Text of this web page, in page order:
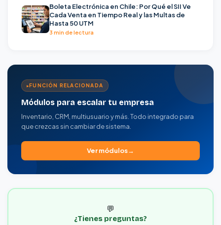
Boleta Electrónica en Chile: Por Qué el SII Ve
Cada Venta en Tiempo Real y las Multas de
Hasta 50 UTM
3 min de lectura
FUNCIÓN RELACIONADA
Módulos para escalar tu empresa
Inventario, CRM, multiusuario y más. Todo integrado para
que crezcas sin cambiar de sistema.
Ver módulos
💬
¿Tienes preguntas?